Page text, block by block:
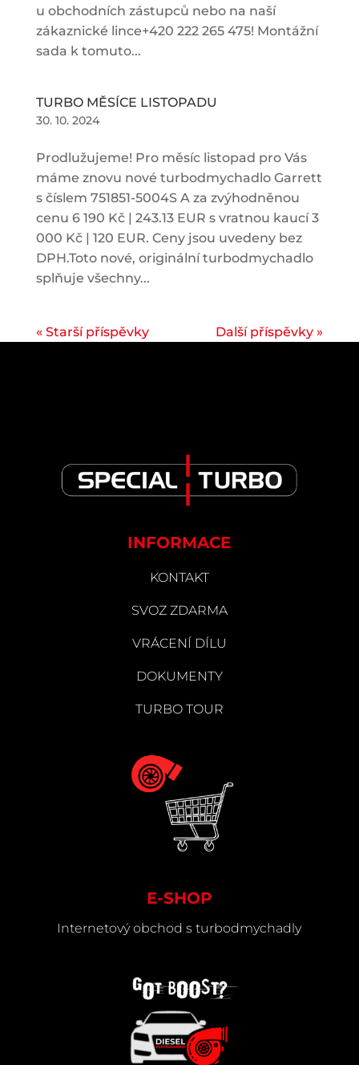
u obchodních zástupců nebo na naší
zákaznické lince+420 222 265 475! Montážní
sada k tomuto...
TURBO MĚSÍCE LISTOPADU
30. 10. 2024
Prodlužujeme! Pro měsíc listopad pro Vás
máme znovu nové turbodmychadlo Garrett
s číslem 751851-5004S A za zvýhodněnou
cenu 6 190 Kč | 243.13 EUR s vratnou kaucí 3
000 Kč | 120 EUR. Ceny jsou uvedeny bez
DPH.Toto nové, originální turbodmychadlo
splňuje všechny...
« Starší příspěvky Další příspěvky »
INFORMACE
KONTAKT
SVOZ ZDARMA
VRÁCENÍ DÍLU
DOKUMENTY
TURBO TOUR
E-SHOP
Internetový obchod s turbodmychadly